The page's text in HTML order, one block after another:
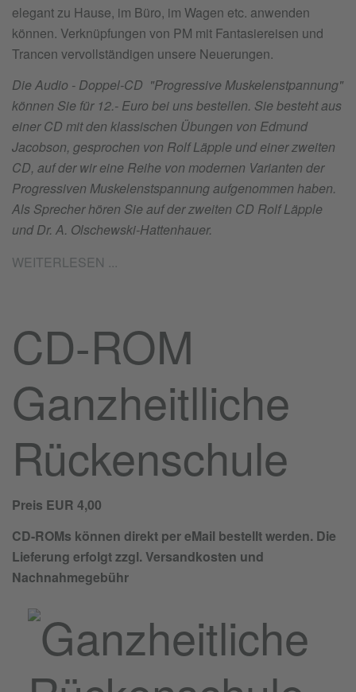
elegant zu Hause, im Büro, im Wagen etc. anwenden
können. Verknüpfungen von PM mit Fantasiereisen und
Trancen vervollständigen unsere Neuerungen.
Die Audio - Doppel-CD "Progressive Muskelenstpannung"
können Sie für 12.- Euro bei uns bestellen. Sie besteht aus
einer CD mit den klassischen Übungen von Edmund
Jacobson, gesprochen von Rolf Läpple und einer zweiten
CD, auf der wir eine Reihe von modernen Varianten der
Progressiven Muskelenstspannung aufgenommen haben.
Als Sprecher hören Sie auf der zweiten CD Rolf Läpple
und Dr. A. Olschewski-Hattenhauer.
WEITERLESEN ...
CD-ROM
Ganzheitlliche
Rückenschule
Preis EUR 4,00
CD-ROMs können direkt pereMail bestellt werden. Die
Lieferung erfolgt zzgl. Versandkosten und
Nachnahmegebühr